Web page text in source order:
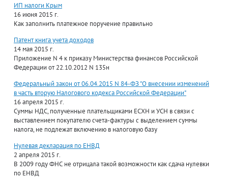
ИП налоги Крым
16 июня 2015 г.
Как заполнить платежное поручение правильно
Патент книга учета доходов
14 мая 2015 г.
Приложение N 4 к приказу Министерства финансов Российской
Федерации от 22.10.2012 N 135н
Федеральный закон от 06.04.2015 N 84-ФЗ "О внесении изменений
в часть вторую Налогового кодекса Российской Федерации"
16 апреля 2015 г.
Суммы НДС, полученные плательщиками ЕСХН и УСН в связи с
выставлением покупателю счета-фактуры с выделением суммы
налога, не подлежат включению в налоговую базу
Нулевая декларация по ЕНВД
2 апреля 2015 г.
В 2009 году ФНС не отрицала такой возможности как сдача нулевки
по ЕНВД